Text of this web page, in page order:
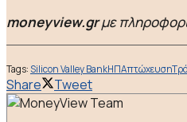
moneyview.grμε
Tags:Silicon Valley BankΗΠΑπτώχευση
Share Tweet